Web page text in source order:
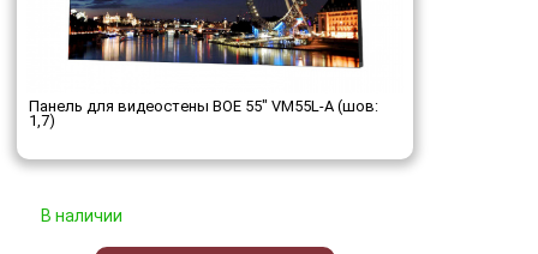
Панель для видеостены BOE 55" VM55L-A (шов:
1,7)
В наличии